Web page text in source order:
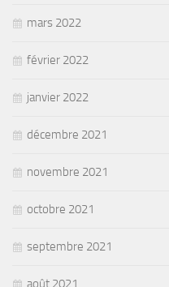
mars 2022
février 2022
janvier 2022
décembre 2021
novembre 2021
octobre 2021
septembre 2021
août 2021